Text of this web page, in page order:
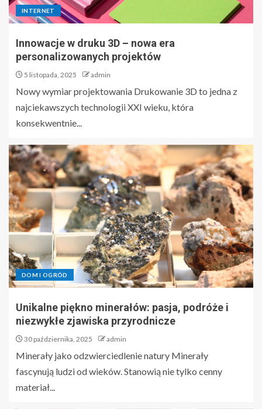
INTERNET
Innowacje w druku 3D – nowa era
personalizowanych projektów
5 listopada, 2025 admin
Nowy wymiar projektowania Drukowanie 3D to jedna z
najciekawszych technologii XXI wieku, która
konsekwentnie...
DOM I OGRÓD
Unikalne piękno minerałów: pasja, podróże i
niezwykłe zjawiska przyrodnicze
30 października, 2025 admin
Minerały jako odzwierciedlenie natury Minerały
fascynują ludzi od wieków. Stanowią nie tylko cenny
materiał...